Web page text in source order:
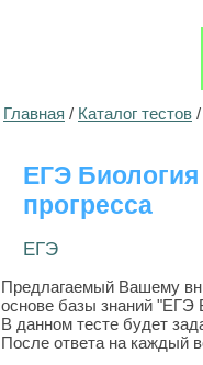
Главная / Каталог тестов /
ЕГЭ
прогресса
ЕГЭ
Предлагаемый Вашему
основе базы знаний "ЕГЭ
В данном тесте будет
После ответа на каждый